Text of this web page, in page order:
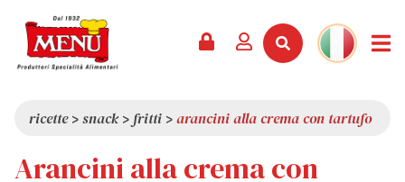
CATALOGO
ULTIME NOVITÀ
CHI SIAMO
ricette>snack> fritti >arancini alla crema con tartufo
Arancini alla crema con